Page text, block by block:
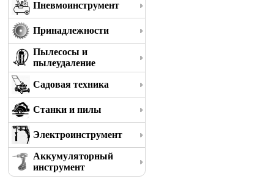
Пневмоинструмент
Принадлежности
Пылесосы и
пылеудаление
Садовая техника
Станки и пилы
Электроинструмент
Аккумуляторный
инструмент